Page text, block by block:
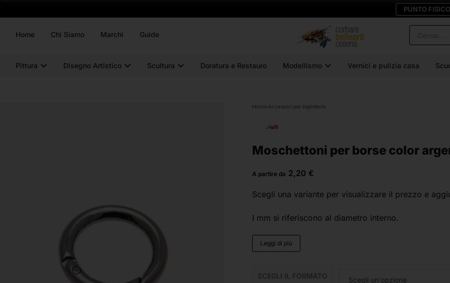
PUNTO FISICO
Home Chi Siamo Marchi Guide
Pittura Disegno Artistico Scultura Doratura e Restauro Modellismo Vernici e pulizia casa
Home›Accessori per bigiotteria
Moschettoni per borse color
A partire da 2,20 €
Scegli una variante per visualizzare il prezzo e
I mm si riferiscono al diametro interno.
Leggi di più
SCEGLI IL FORMATO